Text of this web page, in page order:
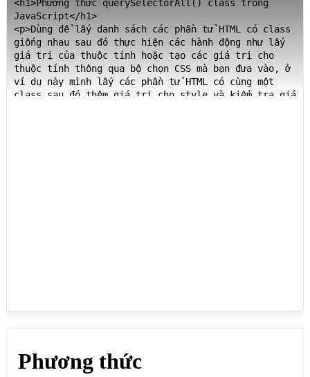
<h1>Phương thức querySelectorAll() class trong
JavaScript</h1>
<p>Dùng để lấy danh sách các phần tử HTML có class
giống nhau sau đó thực hiện các hành động như lấy
giá trị của thuộc tính hoặc tạo các giá trị cho
thuộc tính thông qua bộ chọn CSS mà bạn đưa vào, ở
ví dụ này mình lấy các phần tử HTML có cùng một
class sau đó thêm giá trị cho style và kiểm tra giá
  list[2].style.fontSize = "20px";
  // Kiểm tra xem phần tử thứ 2 có chứa giá trị